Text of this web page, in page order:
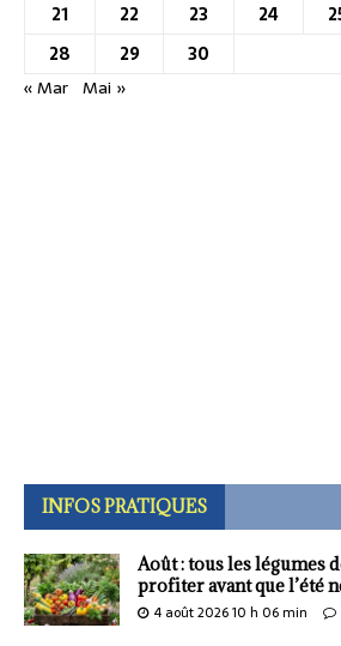
21
22 23 24
28
29
30
« Mar Mai »
INFOS PRATIQUES
Août : tous les légumes
profiter avant que l’été
4 août 2026 10 h 06 min